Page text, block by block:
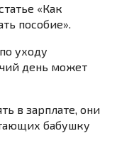
«Как
пособие».
уходу
день может
в зарплате, они
бабушку